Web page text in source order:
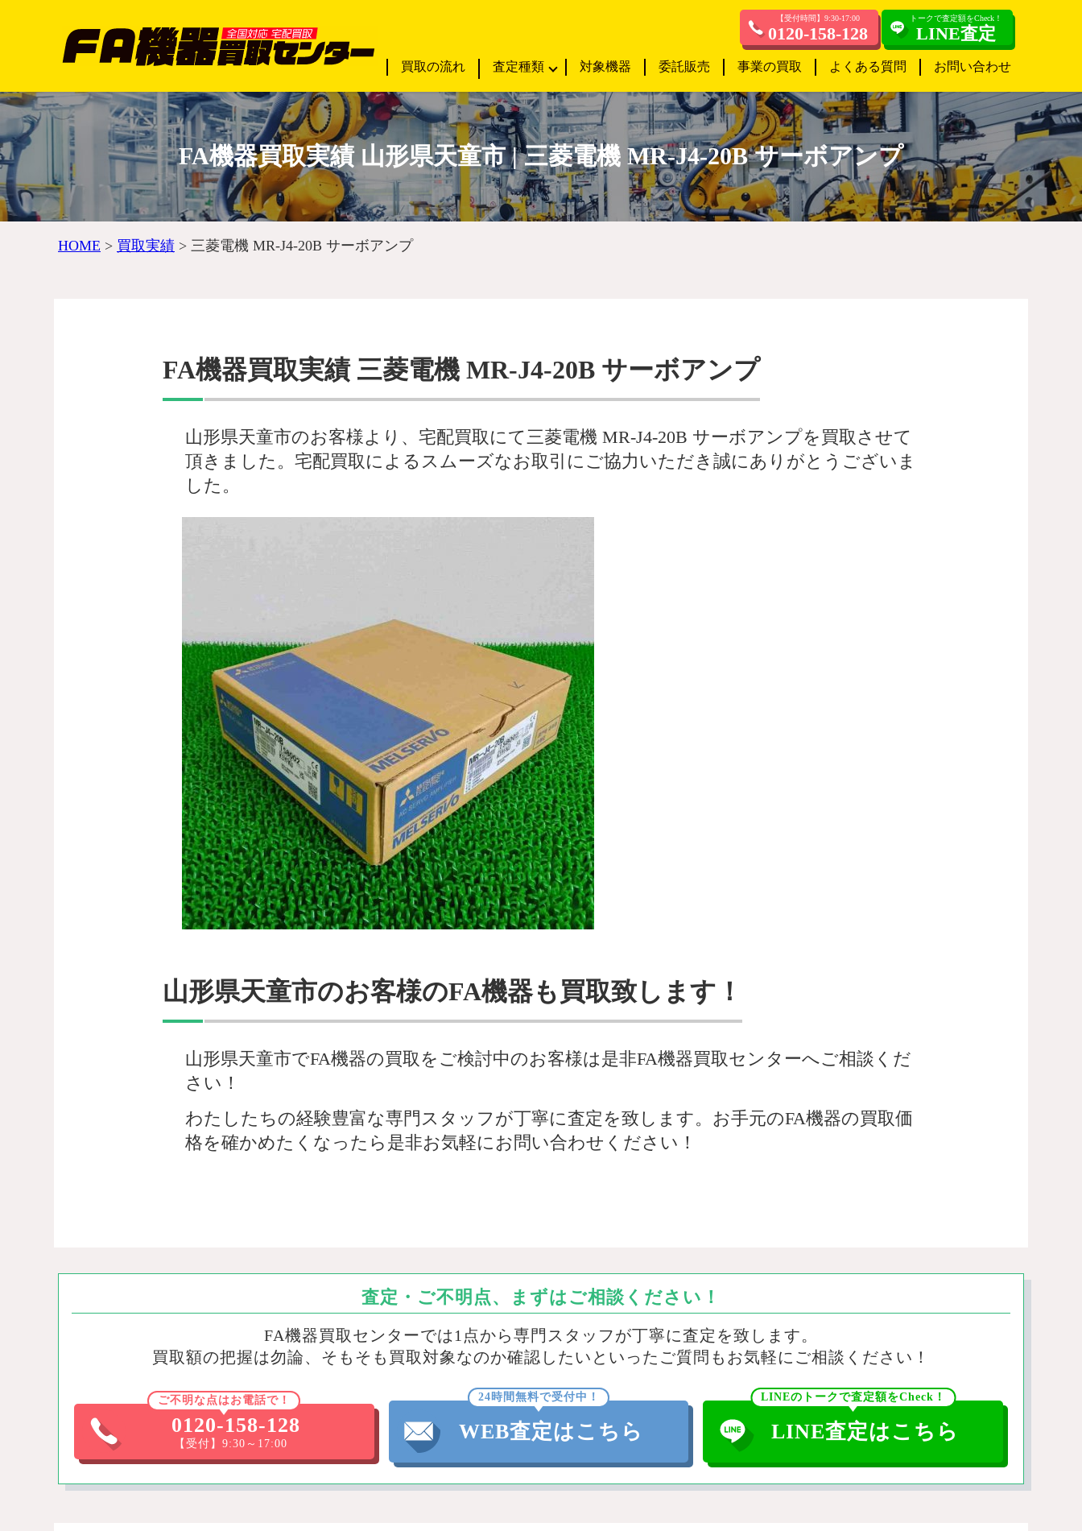
【受付時間】9:30-17:00
0120-158-128
トークで査定額をCheck！
LINE査定
買取の流れ 査定種類 対象機器 委託販売 事業の買取 よくある質問 お問い合わせ
FA機器買取実績 山形県天童市 | 三菱電機 MR-J4-20B サーボアンプ
HOME > 買取実績 > 三菱電機 MR-J4-20B サーボアンプ
FA機器買取実績 三菱電機 MR-J4-20B サーボアンプ
山形県天童市のお客様より、宅配買取にて三菱電機 MR-J4-20B サーボアンプを買取させて
頂きました。宅配買取によるスムーズなお取引にご協力いただき誠にありがとうございま
した。
山形県天童市のお客様のFA機器も買取致します！
山形県天童市でFA機器の買取をご検討中のお客様は是非FA機器買取センターへご相談くだ
さい！
わたしたちの経験豊富な専門スタッフが丁寧に査定を致します。お手元のFA機器の買取価
格を確かめたくなったら是非お気軽にお問い合わせください！
査定・ご不明点、まずはご相談ください！
FA機器買取センターでは1点から専門スタッフが丁寧に査定を致します。
買取額の把握は勿論、そもそも買取対象なのか確認したいといったご質問もお気軽にご相談ください！
ご不明な点はお電話で！
0120-158-128
【受付】9:30～17:00
24時間無料で受付中！
WEB査定はこちら
LINEのトークで査定額をCheck！
LINE査定はこちら